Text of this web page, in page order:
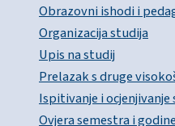
Obrazovni ishodi i
Organizacija studija
Upis na studij
Prelazak s druge
Ispitivanje i
Ovjera semestra i godine